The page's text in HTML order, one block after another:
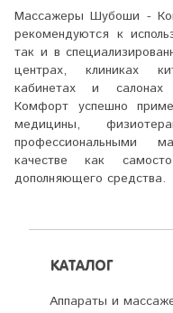
Массажеры Шубоши -
рекомендуются к
так и в
центрах, клиниках
кабинетах и
Комфорт успешно
медицины,
профессиональными
качестве как
дополняющего средства.
КАТАЛОГ
Аппараты и